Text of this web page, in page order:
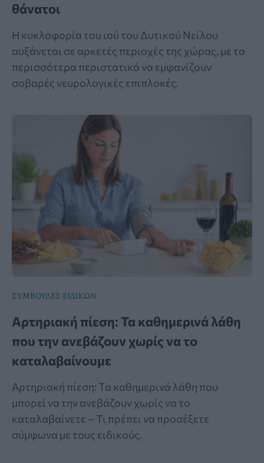
θάνατοι
Η κυκλοφορία του ιού του Δυτικού Νείλου
αυξάνεται σε αρκετές περιοχές της χώρας, με τα
περισσότερα περιστατικά να εμφανίζουν
σοβαρές νευρολογικές επιπλοκές.
ΣΥΜΒΟΥΛΕΣ ΕΙΔΙΚΩΝ
Αρτηριακή πίεση: Τα καθημερινά λάθη
που την ανεβάζουν χωρίς να το
καταλαβαίνουμε
Αρτηριακή πίεση: Τα καθημερινά λάθη που
μπορεί να την ανεβάζουν χωρίς να το
καταλαβαίνετε – Τι πρέπει να προσέξετε
σύμφωνα με τους ειδικούς.